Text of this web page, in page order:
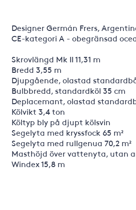
Designer Germán Frers,
CE-kategori A - obegränsad
Skrovlängd Mk II 11,31 m
Bredd 3,55 m
Djupgående, olastad
Bulbbredd, standardköl 35 cm
Deplacemant, olastad
Kölvikt 3,4 ton
Költyp bly på djupt kölsvin
Segelyta med kryssfock 65 m²
Segelyta med rullgenua 70,2 m²
Masthöjd över vattenyta, utan
Windex 15,8 m